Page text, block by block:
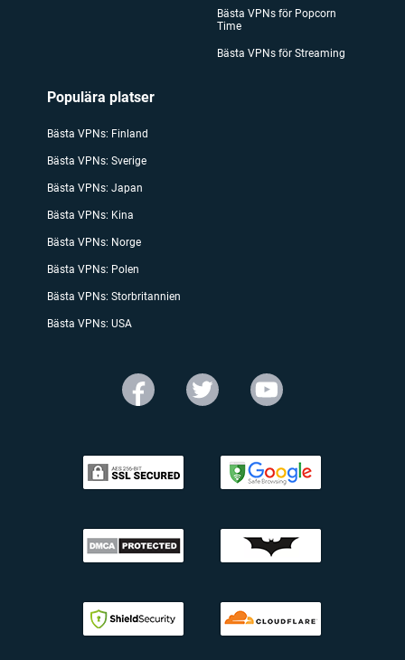
Bästa VPNs för Popcorn
Time
Bästa VPNs för Streaming
Populära platser
Bästa VPNs: Finland
Bästa VPNs: Sverige
Bästa VPNs: Japan
Bästa VPNs: Kina
Bästa VPNs: Norge
Bästa VPNs: Polen
Bästa VPNs: Storbritannien
Bästa VPNs: USA